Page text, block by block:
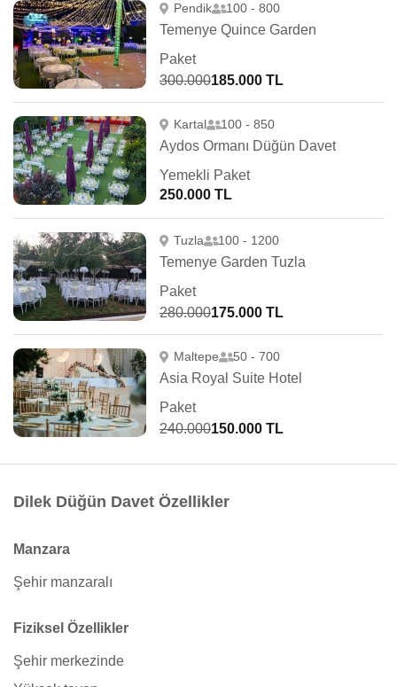
Pendik 100 - 800
Temenye Quince Garden
Paket
300.000185.000 TL
Kartal 100 - 850
Aydos Ormanı Düğün Davet
Yemekli Paket
250.000 TL
Tuzla 100 - 1200
Temenye Garden Tuzla
Paket
280.000175.000 TL
Maltepe 50 - 700
Asia Royal Suite Hotel
Paket
240.000150.000 TL
Dilek Düğün Davet Özellikler
Manzara
Şehir manzaralı
Fiziksel Özellikler
Şehir merkezinde